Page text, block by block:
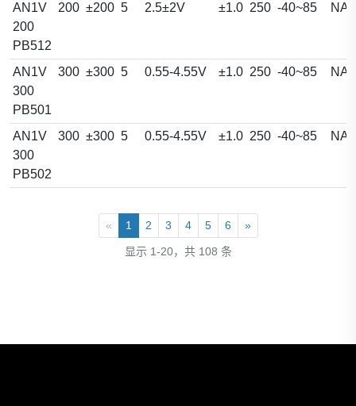
AN1V
200
PB512
200 ±200 5 2.5±2V ±1.0 250 -40~85 NA
AN1V
300
PB501
300 ±300 5 0.55-4.55V ±1.0 250 -40~85 NA
AN1V
300
PB502
300 ±300 5 0.55-4.55V ±1.0 250 -40~85 NA
« 1 2 3 4 5 6 »
显示 1-20，共 108 条